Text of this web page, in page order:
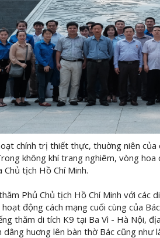
chính trị thiết thực, thuờng niên
không khí trang nghiêm, vòng
tịch Hồ Chí Minh.
Phủ Chủ tịch Hồ Chí Minh với
động cách mạng cuối cùng của
thăm di tích K9 tại Ba Vì - Hà Nội,
huơng lên bàn thờ Bác cũng